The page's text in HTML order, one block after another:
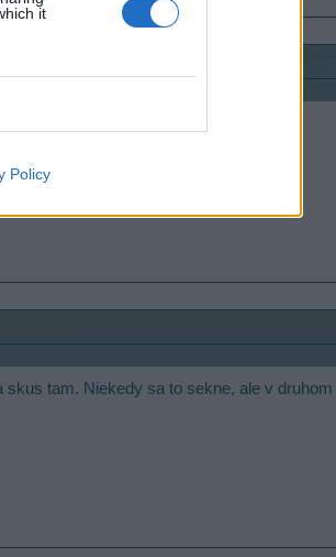
it
Policy
mi celá hra.
tam. Niekedy sa to sekne, ale v druhom